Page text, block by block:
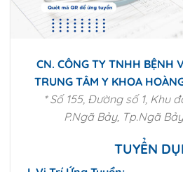
CN. CÔNG TY TNHH BỆNH
TRUNG TÂM Y KHOA
* Số 155, Đường số 1, Khu
P.Ngã Bảy, Tp.Ngã
TUYỂN